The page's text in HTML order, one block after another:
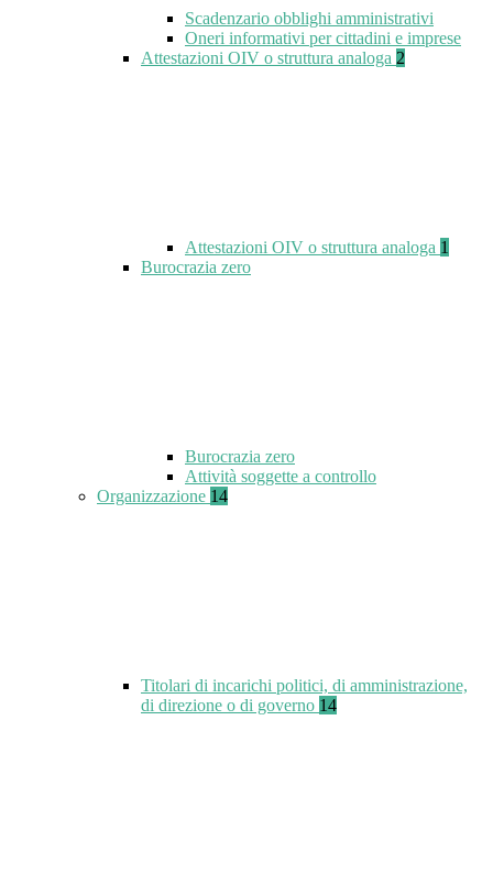
Scadenzario obblighi amministrativi
Oneri informativi per cittadini e imprese
Attestazioni OIV o struttura analoga 2
Attestazioni OIV o struttura analoga 1
Burocrazia zero
Burocrazia zero
Attività soggette a controllo
Organizzazione 14
Titolari di incarichi politici, di amministrazione,
di direzione o di governo 14